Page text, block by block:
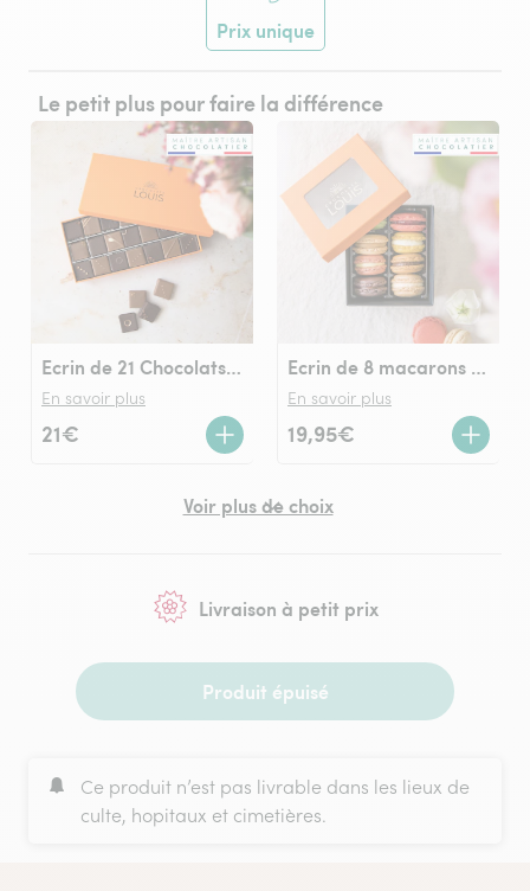
Prix unique
Le petit plus pour faire la différence
Ecrin de 21 Chocolats LOUIS noir et lait
En savoir plus
21€
Ecrin de 8 macarons Chocolats LOUIS
En savoir plus
19,95€
Voir plus de choix
Livraison à petit prix
Produit épuisé
Ce produit n’est pas livrable dans les lieux de
culte, hopitaux et cimetières.